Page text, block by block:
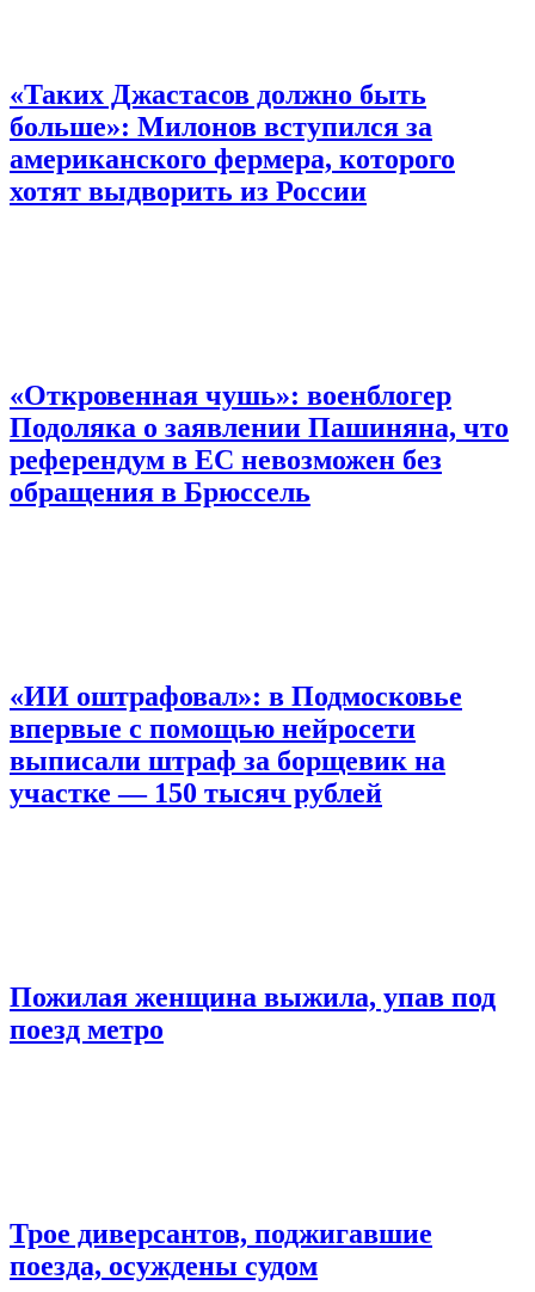
«Таких Джастасов должно быть
больше»: Милонов вступился за
американского фермера, которого
хотят выдворить из России
«Откровенная чушь»: военблогер
Подоляка о заявлении Пашиняна, что
референдум в ЕС невозможен без
обращения в Брюссель
«ИИ оштрафовал»: в Подмосковье
впервые с помощью нейросети
выписали штраф за борщевик на
участке — 150 тысяч рублей
Пожилая женщина выжила, упав под
поезд метро
Трое диверсантов, поджигавшие
поезда, осуждены судом